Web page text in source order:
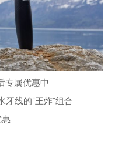
专属优惠中
线的“王炸”组合
惠